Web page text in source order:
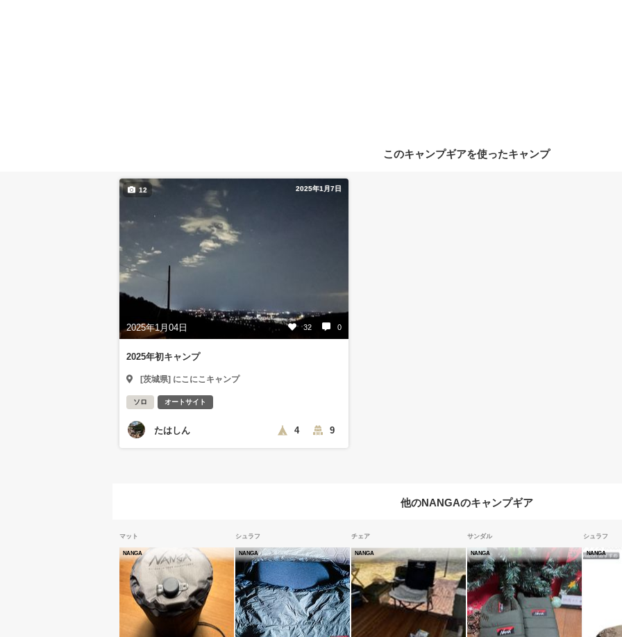
このキャンプギアを使ったキャンプ
2025年1月7日
2025年1月04日 32 0
12
2025年初キャンプ
[茨城県] にこにこキャンプ
ソロ オートサイト
たはしん 4 9
他のNANGAのキャンプギア
マット
NANGA
シュラフ
NANGA
チェア
NANGA
サンダル
NANGA
シュラフ
NANGA